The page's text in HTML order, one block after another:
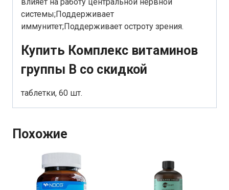
влияет на работу центральной нервной
системы;Поддерживает
иммунитет;Поддерживает остроту зрения.
Купить Комплекс витаминов
группы B со скидкой
таблетки, 60 шт.
Похожие